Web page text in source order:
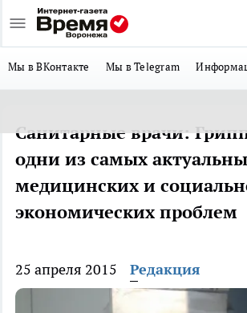
Мы в ВКонтакте Мы в Telegram
Санитарные врачи:
одни из самых
медицинских и
экономических проблем
25 апреля 2015 Редакция